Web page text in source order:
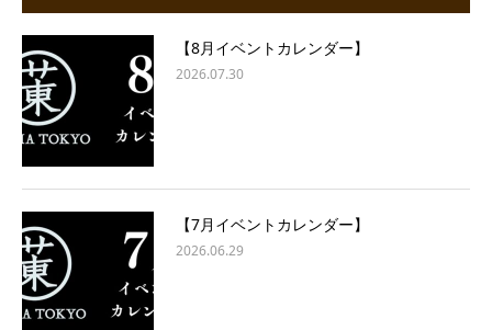
【8月イベントカレンダー】
2026.07.30
【7月イベントカレンダー】
2026.06.29